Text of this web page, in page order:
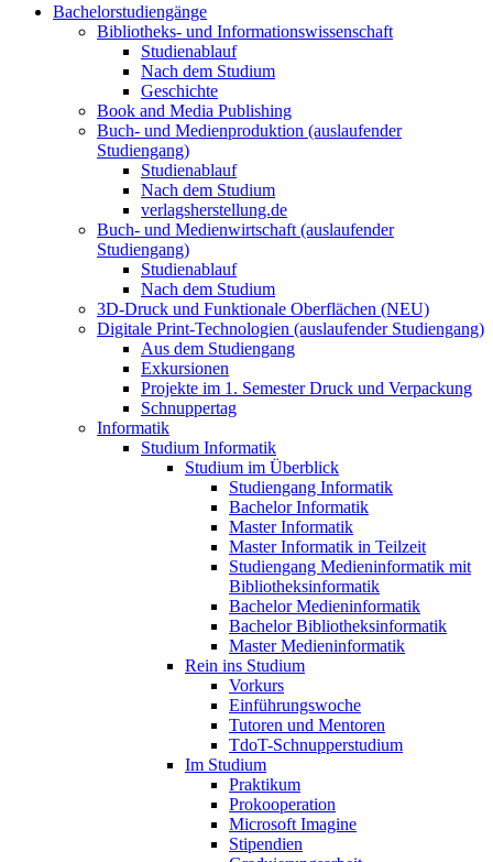
Bachelorstudiengänge
Bibliotheks- und Informationswissenschaft
Studienablauf
Nach dem Studium
Geschichte
Book and Media Publishing
Buch- und Medienproduktion (auslaufender
Studiengang)
Studienablauf
Nach dem Studium
verlagsherstellung.de
Buch- und Medienwirtschaft (auslaufender
Studiengang)
Studienablauf
Nach dem Studium
3D-Druck und Funktionale Oberflächen (NEU)
Digitale Print-Technologien (auslaufender Studiengang)
Aus dem Studiengang
Exkursionen
Projekte im 1. Semester Druck und Verpackung
Schnuppertag
Informatik
Studium Informatik
Studium im Überblick
Studiengang Informatik
Bachelor Informatik
Master Informatik
Master Informatik in Teilzeit
Studiengang Medieninformatik mit
Bibliotheksinformatik
Bachelor Medieninformatik
Bachelor Bibliotheksinformatik
Master Medieninformatik
Rein ins Studium
Vorkurs
Einführungswoche
Tutoren und Mentoren
TdoT-Schnupperstudium
Im Studium
Praktikum
Prokooperation
Microsoft Imagine
Stipendien